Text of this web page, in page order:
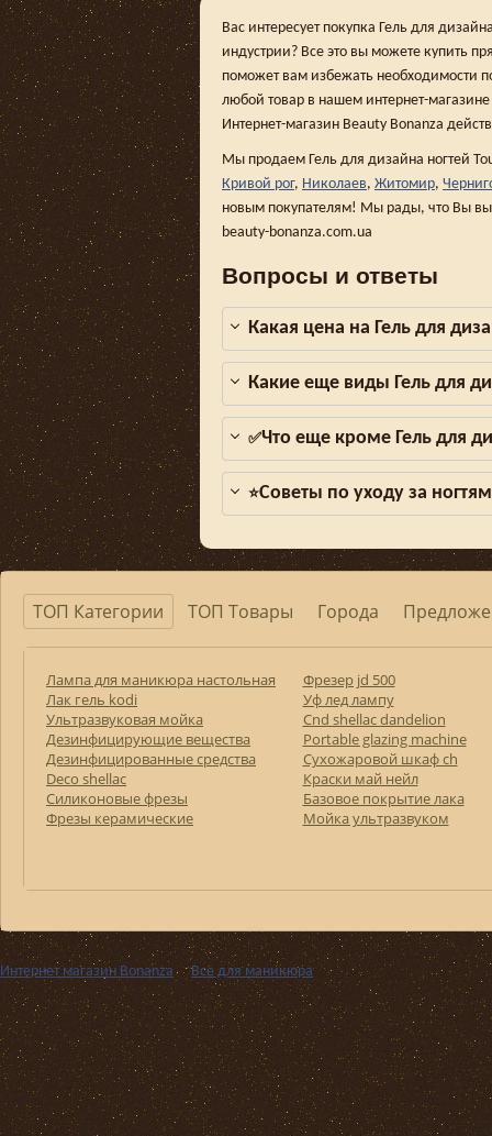
Вас интересует покупка Гель для
индустрии? Все это вы можете купить
поможет вам избежать необходимости
любой товар в нашем интернет-
Интернет-магазин Beauty Bonanza
Мы продаем Гель для дизайна ногтей
Кривой рог, Николаев, Житомир,
новым покупателям! Мы рады, что Вы
beauty-bonanza.com.ua
Вопросы и ответы
Какая цена на Гель для
Какие еще виды Гель для
✅Что еще кроме Гель для
⭐Советы по уходу за
ТОП Категории ТОП Товары Города
Лампа для маникюра настольная
Лак гель kodi
Ультразвуковая мойка
Дезинфицирующие вещества
Дезинфицированные средства
Deco shellac
Силиконовые фрезы
Фрезы керамические
Фрезер jd 500
Уф лед лампу
Cnd shellac dandelion
Portable glazing machine
Сухожаровой шкаф ch
Краски май нейл
Базовое покрытие лака
Мойка ультразвуком
Интернет магазин Bonanza ››Все для маникюра